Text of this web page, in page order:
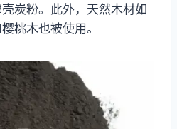
炭粉。此外，天然木材如
桃木也被使用。